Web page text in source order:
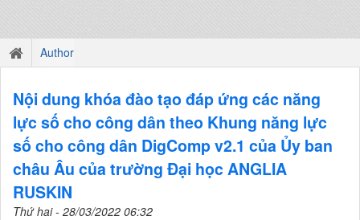
Author
Nội dung khóa đào tạo đáp ứng các năng
lực số cho công dân theo Khung năng lực
số cho công dân DigComp v2.1 của Ủy ban
châu Âu của trường Đại học ANGLIA
RUSKIN
Thứ hai - 28/03/2022 06:32